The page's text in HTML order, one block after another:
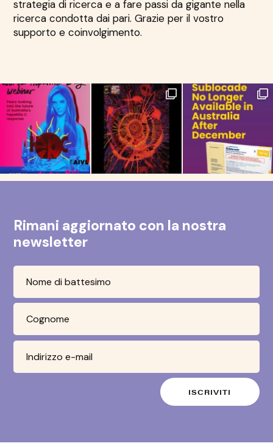
strategia di ricerca e a fare passi da gigante nella
ricerca condotta dai pari. Grazie per il vostro
supporto e coinvolgimento.
Rimani aggiornato con la nostra
newsletter